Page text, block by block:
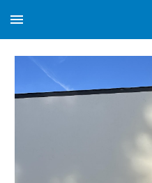
Skip to main content